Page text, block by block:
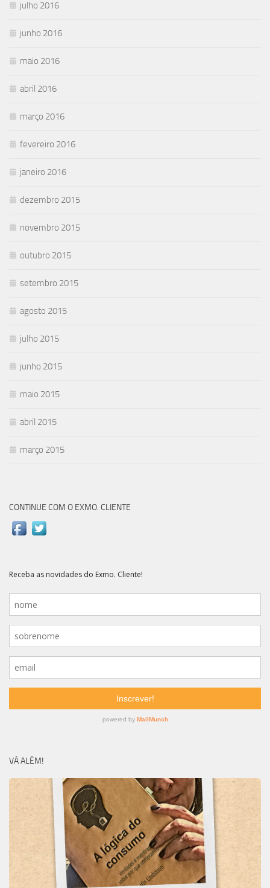
julho 2016
junho 2016
maio 2016
abril 2016
março 2016
fevereiro 2016
janeiro 2016
dezembro 2015
novembro 2015
outubro 2015
setembro 2015
agosto 2015
julho 2015
junho 2015
maio 2015
abril 2015
março 2015
CONTINUE COM O EXMO. CLIENTE
VÁ ALÉM!